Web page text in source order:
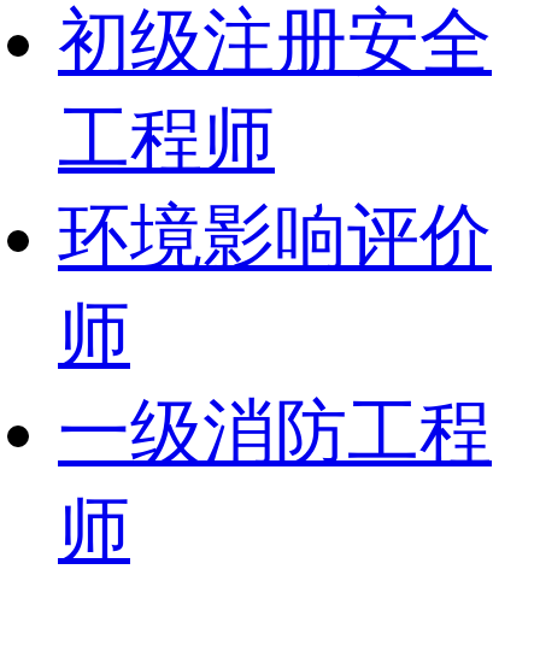
初级注册安全
工程师
环境影响评价
师
一级消防工程
师